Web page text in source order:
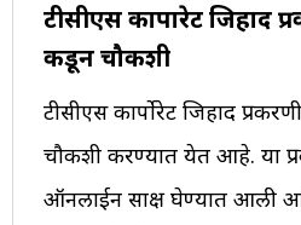
टीसीएस कार्पोरेट जिहाद
कडून चौकशी
टीसीएस कार्पोरेट जिहाद
चौकशी करण्यात येत आहे. या
ऑनलाईन साक्ष घेण्यात आली